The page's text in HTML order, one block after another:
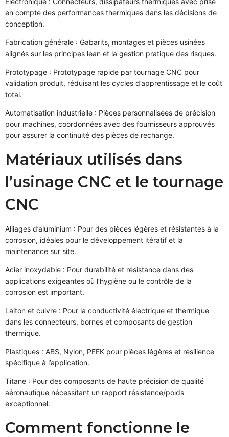
en compte des performances thermiques dans les décisions de
conception.
Fabrication générale : Gabarits, montages et pièces usinées
alignés sur les principes lean et la gestion pratique des risques.
Prototypage : Prototypage rapide par tournage CNC pour
validation produit, réduisant les cycles d’apprentissage et le coût
total.
Automatisation industrielle : Pièces personnalisées de précision
pour machines, coordonnées avec des fournisseurs approuvés
pour assurer la continuité des pièces de rechange.
Matériaux utilisés dans
l’usinage CNC et le tournage
CNC
Alliages d’aluminium : Pour des pièces légères et résistantes à la
corrosion, idéales pour le développement itératif et la
maintenance sur site.
Acier inoxydable : Pour durabilité et résistance dans des
applications exigeantes où l’hygiène ou le contrôle de la
corrosion est important.
Laiton et cuivre : Pour la conductivité électrique et thermique
dans les connecteurs, bornes et composants de gestion
thermique.
Plastiques : ABS, Nylon, PEEK pour pièces légères et résilience
spécifique à l’application.
Titane : Pour des composants de haute précision de qualité
aéronautique nécessitant un rapport résistance/poids
exceptionnel.
Comment fonctionne le